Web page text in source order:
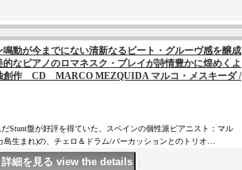
動が今までにない清新なるビート・グルーヴ感を醸成
なピアノのロマネスク・プレイが詩情豊かに煌めくよ
創作 CD MARCO MEZQUIDA マルコ・メスキーダ /
Stunt盤が好評を得ていた、スペインの個性派ピアニスト：マル
島生まれ)の、チェロ＆ドラム/パーカッションとのトリオ…